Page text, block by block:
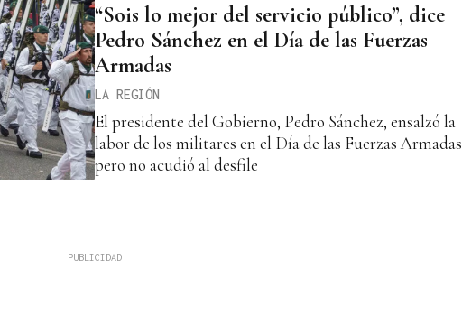
“Sois lo mejor del servicio público”, dice
Pedro Sánchez en el Día de las Fuerzas
Armadas
LA REGIÓN
El presidente del Gobierno, Pedro Sánchez, ensalzó la
labor de los militares en el Día de las Fuerzas Armadas
pero no acudió al desfile